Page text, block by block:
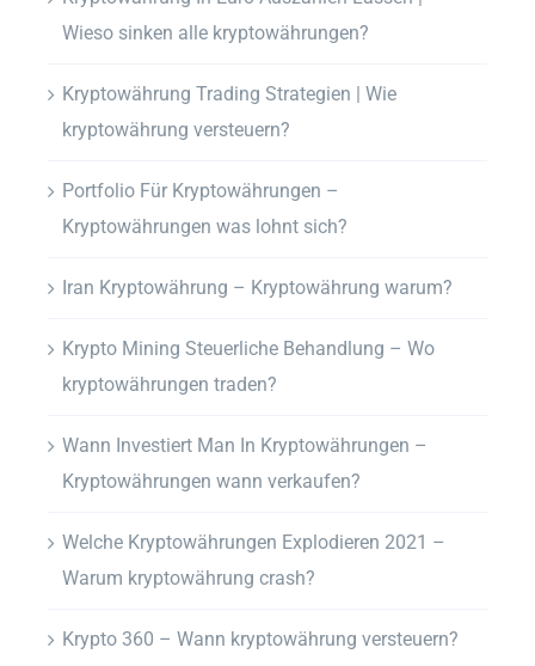
Wieso sinken alle kryptowährungen?
Kryptowährung Trading Strategien | Wie
kryptowährung versteuern?
Portfolio Für Kryptowährungen –
Kryptowährungen was lohnt sich?
Iran Kryptowährung – Kryptowährung warum?
Krypto Mining Steuerliche Behandlung – Wo
kryptowährungen traden?
Wann Investiert Man In Kryptowährungen –
Kryptowährungen wann verkaufen?
Welche Kryptowährungen Explodieren 2021 –
Warum kryptowährung crash?
Krypto 360 – Wann kryptowährung versteuern?